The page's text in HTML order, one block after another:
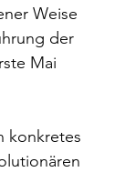
Weise
der
Mai
konkretes